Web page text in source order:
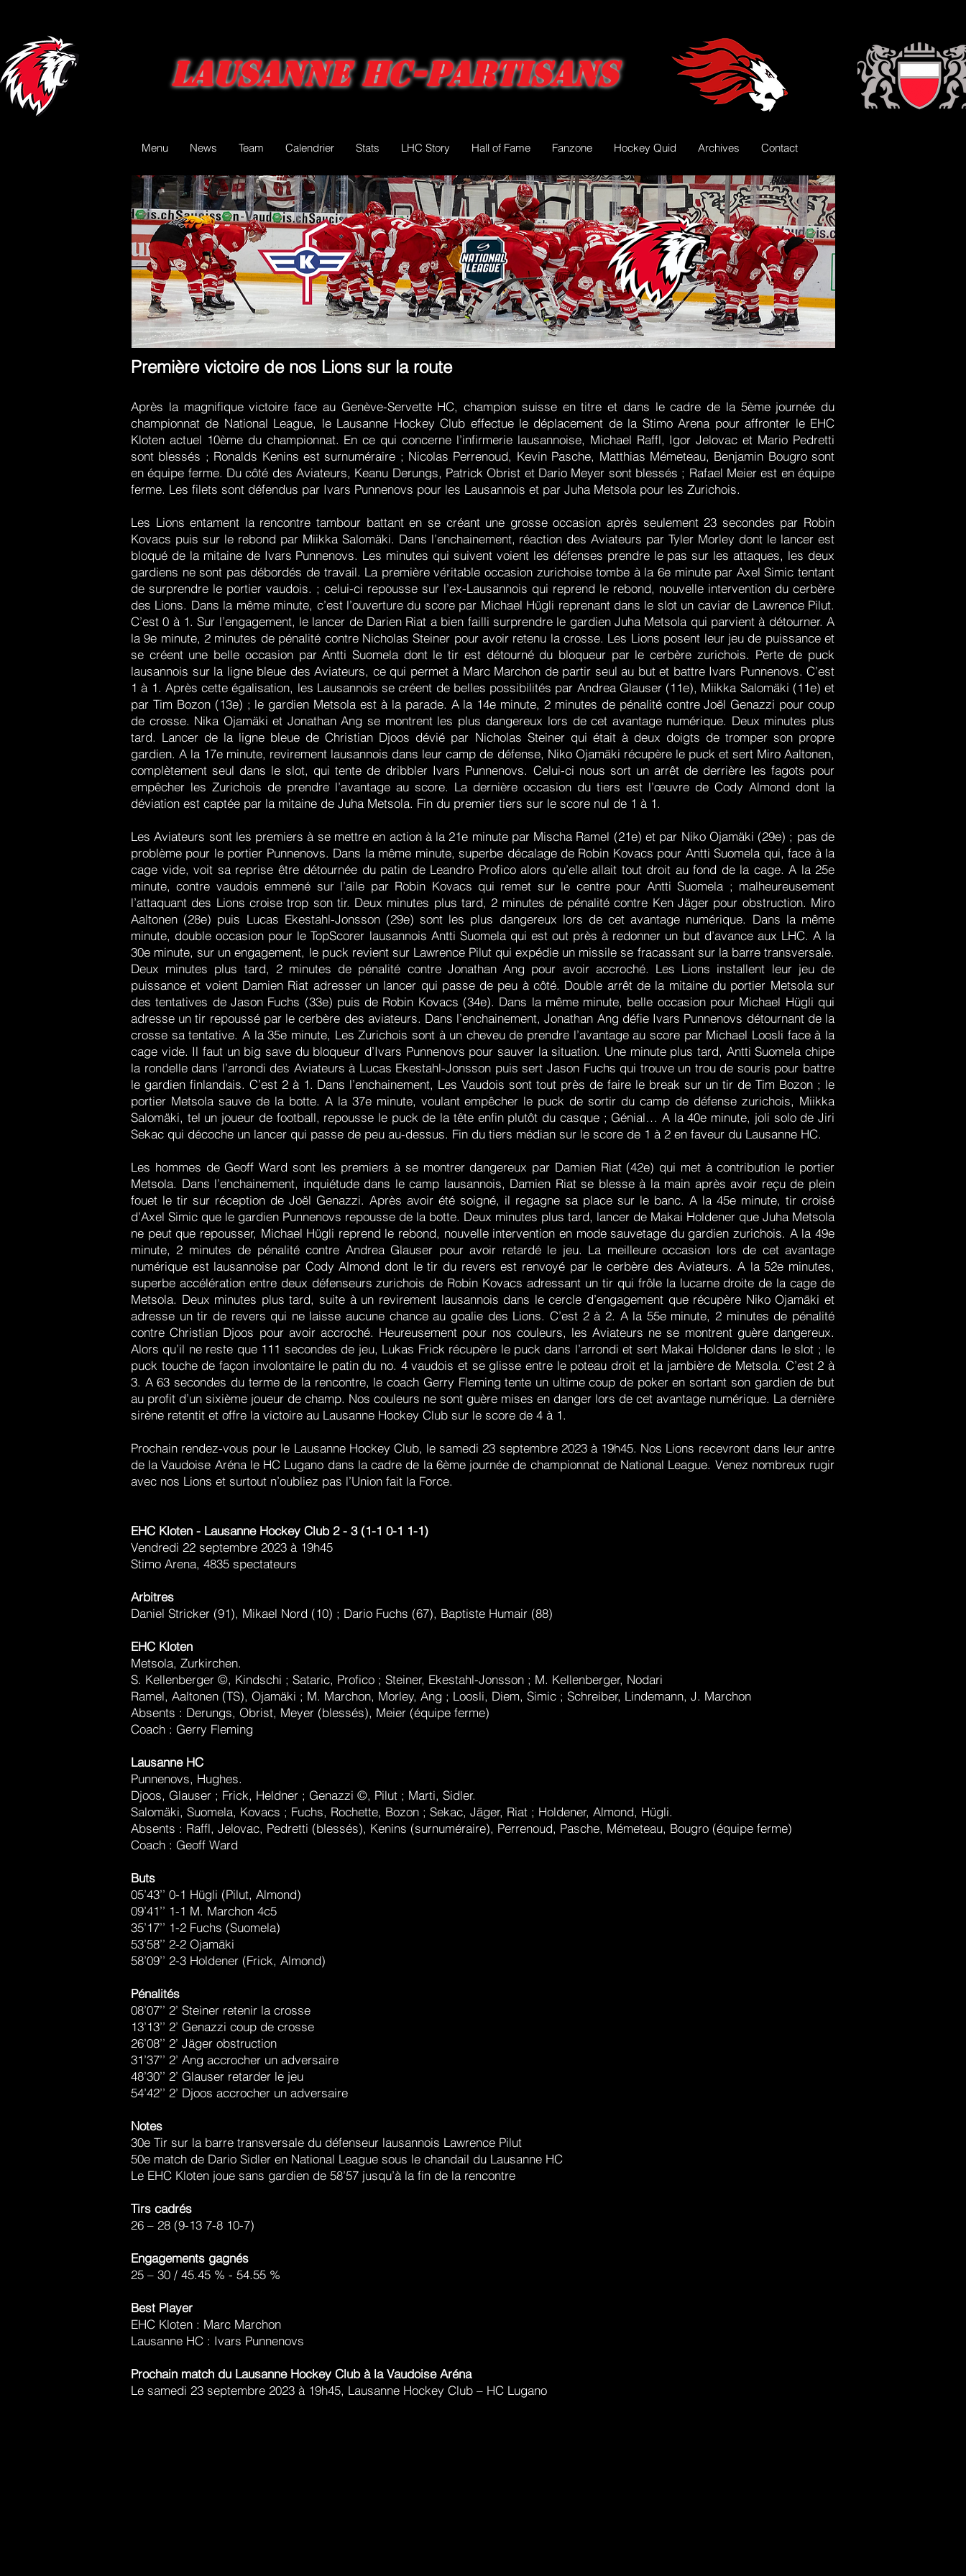
Lausanne HC-Partisans
Menu News Team Calendrier Stats LHC Story Hall of Fame Fanzone Hockey Quid Archives Contact
Première victoire de nos Lions sur la route
Après la magnifique victoire face au Genève-Servette HC, champion suisse en titre et dans le cadre de la 5ème journée du
championnat de National League, le Lausanne Hockey Club effectue le déplacement de la Stimo Arena pour affronter le EHC
Kloten actuel 10ème du championnat. En ce qui concerne l’infirmerie lausannoise, Michael Raffl, Igor Jelovac et Mario Pedretti
sont blessés ; Ronalds Kenins est surnuméraire ; Nicolas Perrenoud, Kevin Pasche, Matthias Mémeteau, Benjamin Bougro sont
en équipe ferme. Du côté des Aviateurs, Keanu Derungs, Patrick Obrist et Dario Meyer sont blessés ; Rafael Meier est en équipe
ferme. Les filets sont défendus par Ivars Punnenovs pour les Lausannois et par Juha Metsola pour les Zurichois.
Les Lions entament la rencontre tambour battant en se créant une grosse occasion après seulement 23 secondes par Robin
Kovacs puis sur le rebond par Miikka Salomäki. Dans l’enchainement, réaction des Aviateurs par Tyler Morley dont le lancer est
bloqué de la mitaine de Ivars Punnenovs. Les minutes qui suivent voient les défenses prendre le pas sur les attaques, les deux
gardiens ne sont pas débordés de travail. La première véritable occasion zurichoise tombe à la 6e minute par Axel Simic tentant
de surprendre le portier vaudois. ; celui-ci repousse sur l’ex-Lausannois qui reprend le rebond, nouvelle intervention du cerbère
des Lions. Dans la même minute, c’est l’ouverture du score par Michael Hügli reprenant dans le slot un caviar de Lawrence Pilut.
C’est 0 à 1. Sur l’engagement, le lancer de Darien Riat a bien failli surprendre le gardien Juha Metsola qui parvient à détourner. A
la 9e minute, 2 minutes de pénalité contre Nicholas Steiner pour avoir retenu la crosse. Les Lions posent leur jeu de puissance et
se créent une belle occasion par Antti Suomela dont le tir est détourné du bloqueur par le cerbère zurichois. Perte de puck
lausannois sur la ligne bleue des Aviateurs, ce qui permet à Marc Marchon de partir seul au but et battre Ivars Punnenovs. C’est
1 à 1. Après cette égalisation, les Lausannois se créent de belles possibilités par Andrea Glauser (11e), Miikka Salomäki (11e) et
par Tim Bozon (13e) ; le gardien Metsola est à la parade. A la 14e minute, 2 minutes de pénalité contre Joël Genazzi pour coup
de crosse. Nika Ojamäki et Jonathan Ang se montrent les plus dangereux lors de cet avantage numérique. Deux minutes plus
tard. Lancer de la ligne bleue de Christian Djoos dévié par Nicholas Steiner qui était à deux doigts de tromper son propre
gardien. A la 17e minute, revirement lausannois dans leur camp de défense, Niko Ojamäki récupère le puck et sert Miro Aaltonen,
complètement seul dans le slot, qui tente de dribbler Ivars Punnenovs. Celui-ci nous sort un arrêt de derrière les fagots pour
empêcher les Zurichois de prendre l’avantage au score. La dernière occasion du tiers est l’œuvre de Cody Almond dont la
déviation est captée par la mitaine de Juha Metsola. Fin du premier tiers sur le score nul de 1 à 1.
Les Aviateurs sont les premiers à se mettre en action à la 21e minute par Mischa Ramel (21e) et par Niko Ojamäki (29e) ; pas de
problème pour le portier Punnenovs. Dans la même minute, superbe décalage de Robin Kovacs pour Antti Suomela qui, face à la
cage vide, voit sa reprise être détournée du patin de Leandro Profico alors qu’elle allait tout droit au fond de la cage. A la 25e
minute, contre vaudois emmené sur l’aile par Robin Kovacs qui remet sur le centre pour Antti Suomela ; malheureusement
l’attaquant des Lions croise trop son tir. Deux minutes plus tard, 2 minutes de pénalité contre Ken Jäger pour obstruction. Miro
Aaltonen (28e) puis Lucas Ekestahl-Jonsson (29e) sont les plus dangereux lors de cet avantage numérique. Dans la même
minute, double occasion pour le TopScorer lausannois Antti Suomela qui est out près à redonner un but d’avance aux LHC. A la
30e minute, sur un engagement, le puck revient sur Lawrence Pilut qui expédie un missile se fracassant sur la barre transversale.
Deux minutes plus tard, 2 minutes de pénalité contre Jonathan Ang pour avoir accroché. Les Lions installent leur jeu de
puissance et voient Damien Riat adresser un lancer qui passe de peu à côté. Double arrêt de la mitaine du portier Metsola sur
des tentatives de Jason Fuchs (33e) puis de Robin Kovacs (34e). Dans la même minute, belle occasion pour Michael Hügli qui
adresse un tir repoussé par le cerbère des aviateurs. Dans l’enchainement, Jonathan Ang défie Ivars Punnenovs détournant de la
crosse sa tentative. A la 35e minute, Les Zurichois sont à un cheveu de prendre l’avantage au score par Michael Loosli face à la
cage vide. Il faut un big save du bloqueur d’Ivars Punnenovs pour sauver la situation. Une minute plus tard, Antti Suomela chipe
la rondelle dans l’arrondi des Aviateurs à Lucas Ekestahl-Jonsson puis sert Jason Fuchs qui trouve un trou de souris pour battre
le gardien finlandais. C’est 2 à 1. Dans l’enchainement, Les Vaudois sont tout près de faire le break sur un tir de Tim Bozon ; le
portier Metsola sauve de la botte. A la 37e minute, voulant empêcher le puck de sortir du camp de défense zurichois, Miikka
Salomäki, tel un joueur de football, repousse le puck de la tête enfin plutôt du casque ; Génial… A la 40e minute, joli solo de Jiri
Sekac qui décoche un lancer qui passe de peu au-dessus. Fin du tiers médian sur le score de 1 à 2 en faveur du Lausanne HC.
Les hommes de Geoff Ward sont les premiers à se montrer dangereux par Damien Riat (42e) qui met à contribution le portier
Metsola. Dans l’enchainement, inquiétude dans le camp lausannois, Damien Riat se blesse à la main après avoir reçu de plein
fouet le tir sur réception de Joël Genazzi. Après avoir été soigné, il regagne sa place sur le banc. A la 45e minute, tir croisé
d’Axel Simic que le gardien Punnenovs repousse de la botte. Deux minutes plus tard, lancer de Makai Holdener que Juha Metsola
ne peut que repousser, Michael Hügli reprend le rebond, nouvelle intervention en mode sauvetage du gardien zurichois. A la 49e
minute, 2 minutes de pénalité contre Andrea Glauser pour avoir retardé le jeu. La meilleure occasion lors de cet avantage
numérique est lausannoise par Cody Almond dont le tir du revers est renvoyé par le cerbère des Aviateurs. A la 52e minutes,
superbe accélération entre deux défenseurs zurichois de Robin Kovacs adressant un tir qui frôle la lucarne droite de la cage de
Metsola. Deux minutes plus tard, suite à un revirement lausannois dans le cercle d’engagement que récupère Niko Ojamäki et
adresse un tir de revers qui ne laisse aucune chance au goalie des Lions. C’est 2 à 2. A la 55e minute, 2 minutes de pénalité
contre Christian Djoos pour avoir accroché. Heureusement pour nos couleurs, les Aviateurs ne se montrent guère dangereux.
Alors qu’il ne reste que 111 secondes de jeu, Lukas Frick récupère le puck dans l’arrondi et sert Makai Holdener dans le slot ; le
puck touche de façon involontaire le patin du no. 4 vaudois et se glisse entre le poteau droit et la jambière de Metsola. C’est 2 à
3. A 63 secondes du terme de la rencontre, le coach Gerry Fleming tente un ultime coup de poker en sortant son gardien de but
au profit d’un sixième joueur de champ. Nos couleurs ne sont guère mises en danger lors de cet avantage numérique. La dernière
sirène retentit et offre la victoire au Lausanne Hockey Club sur le score de 4 à 1.
Prochain rendez-vous pour le Lausanne Hockey Club, le samedi 23 septembre 2023 à 19h45. Nos Lions recevront dans leur antre
de la Vaudoise Aréna le HC Lugano dans la cadre de la 6ème journée de championnat de National League. Venez nombreux rugir
avec nos Lions et surtout n’oubliez pas l’Union fait la Force.
EHC Kloten - Lausanne Hockey Club 2 - 3 (1-1 0-1 1-1)
Vendredi 22 septembre 2023 à 19h45
Stimo Arena, 4835 spectateurs
Arbitres
Daniel Stricker (91), Mikael Nord (10) ; Dario Fuchs (67), Baptiste Humair (88)
EHC Kloten
Metsola, Zurkirchen.
S. Kellenberger ©, Kindschi ; Sataric, Profico ; Steiner, Ekestahl-Jonsson ; M. Kellenberger, Nodari
Ramel, Aaltonen (TS), Ojamäki ; M. Marchon, Morley, Ang ; Loosli, Diem, Simic ; Schreiber, Lindemann, J. Marchon
Absents : Derungs, Obrist, Meyer (blessés), Meier (équipe ferme)
Coach : Gerry Fleming
Lausanne HC
Punnenovs, Hughes.
Djoos, Glauser ; Frick, Heldner ; Genazzi ©, Pilut ; Marti, Sidler.
Salomäki, Suomela, Kovacs ; Fuchs, Rochette, Bozon ; Sekac, Jäger, Riat ; Holdener, Almond, Hügli.
Absents : Raffl, Jelovac, Pedretti (blessés), Kenins (surnuméraire), Perrenoud, Pasche, Mémeteau, Bougro (équipe ferme)
Coach : Geoff Ward
Buts
05’43’’ 0-1 Hügli (Pilut, Almond)
09’41’’ 1-1 M. Marchon 4c5
35’17’’ 1-2 Fuchs (Suomela)
53’58’’ 2-2 Ojamäki
58’09’’ 2-3 Holdener (Frick, Almond)
Pénalités
08’07’’ 2’ Steiner retenir la crosse
13’13’’ 2’ Genazzi coup de crosse
26’08’’ 2’ Jäger obstruction
31’37’’ 2’ Ang accrocher un adversaire
48’30’’ 2’ Glauser retarder le jeu
54’42’’ 2’ Djoos accrocher un adversaire
Notes
30e Tir sur la barre transversale du défenseur lausannois Lawrence Pilut
50e match de Dario Sidler en National League sous le chandail du Lausanne HC
Le EHC Kloten joue sans gardien de 58’57 jusqu’à la fin de la rencontre
Tirs cadrés
26 – 28 (9-13 7-8 10-7)
Engagements gagnés
25 – 30 / 45.45 % - 54.55 %
Best Player
EHC Kloten : Marc Marchon
Lausanne HC : Ivars Punnenovs
Prochain match du Lausanne Hockey Club à la Vaudoise Aréna
Le samedi 23 septembre 2023 à 19h45, Lausanne Hockey Club – HC Lugano